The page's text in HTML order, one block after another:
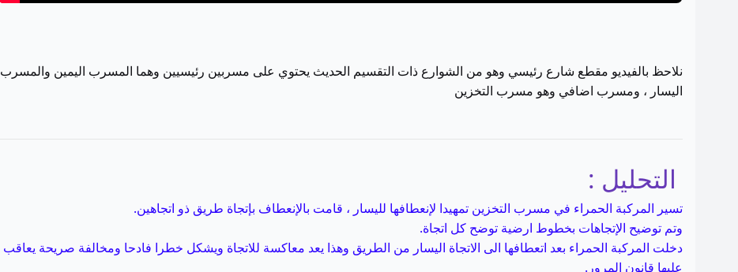
نلاحظ بالفيديو مقطع شارع رئيسي وهو من الشوارع ذات التقسيم الحديث يحتوي على مسربين رئيسيين وهما المسرب اليمين والمسرب
اليسار ، ومسرب اضافي وهو مسرب التخزين
التحليل :
تسير المركبة الحمراء في مسرب التخزين تمهيدا لإنعطافها لليسار ، قامت بالإنعطاف بإتجاة طريق ذو اتجاهين.
وتم توضيح الإتجاهات بخطوط ارضية توضح كل اتجاة.
دخلت المركبة الحمراء بعد اتعطافها الى الاتجاة اليسار من الطريق وهذا يعد معاكسة للاتجاة ويشكل خطرا فادحا ومخالفة صريحة يعاقب
عليها قانون المرور.